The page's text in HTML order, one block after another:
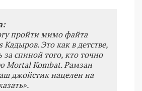
пройти мимо файта
Это как в детстве,
за спиной того, кто точно
Mortal Kombat. Рамзан
джойстик нацелен на